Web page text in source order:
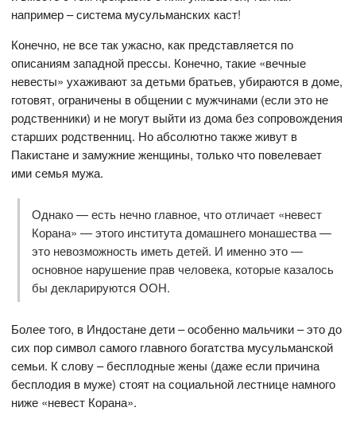
например – система мусульманских каст!
Конечно, не все так ужасно, как представляется по
описаниям западной прессы. Конечно, такие «вечные
невесты» ухаживают за детьми братьев, убираются в доме,
готовят, ограничены в общении с мужчинами (если это не
родственники) и не могут выйти из дома без сопровождения
старших родственниц. Но абсолютно также живут в
Пакистане и замужние женщины, только что повелевает
ими семья мужа.
Однако — есть нечно главное, что отличает «невест
Корана» — этого института домашнего монашества —
это невозможность иметь детей. И именно это —
основное нарушение прав человека, которые казалось
бы декларируются ООН.
Более того, в Индостане дети – особенно мальчики – это до
сих пор символ самого главного богатства мусульманской
семьи. К слову – бесплодные жены (даже если причина
бесплодия в муже) стоят на социальной лестнице намного
ниже «невест Корана».